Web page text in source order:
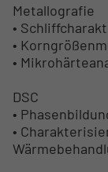
Metallografie
•
•
•
DSC
•
•